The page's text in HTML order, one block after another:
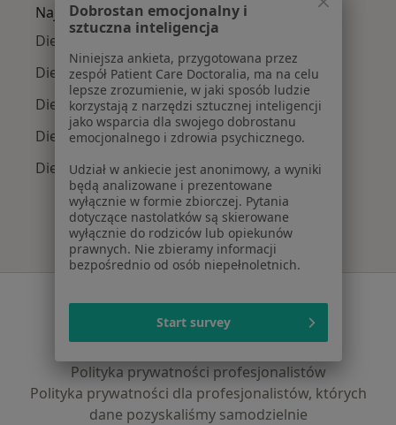
Najpopularniejsze ubezpieczenia
Dietetycy z Allianz w Krakowie
Dietetycy z Signal Iduna w Krakowie
Dietetycy z TU Zdrowie w Krakowie
Dietetycy z Saltus w Krakowie
Dietetycy z LUX MED w Krakowie
Regulamin
Polityka prywatności profesjonalistów
Polityka prywatności dla profesjonalistów, których
dane pozyskaliśmy samodzielnie
Dobrostan emocjonalny i
sztuczna inteligencja
Niniejsza ankieta, przygotowana przez
zespół Patient Care Doctoralia, ma na celu
lepsze zrozumienie, w jaki sposób ludzie
korzystają z narzędzi sztucznej inteligencji
jako wsparcia dla swojego dobrostanu
emocjonalnego i zdrowia psychicznego.
Udział w ankiecie jest anonimowy, a wyniki
będą analizowane i prezentowane
wyłącznie w formie zbiorczej. Pytania
dotyczące nastolatków są skierowane
wyłącznie do rodziców lub opiekunów
prawnych. Nie zbieramy informacji
bezpośrednio od osób niepełnoletnich.
Start survey